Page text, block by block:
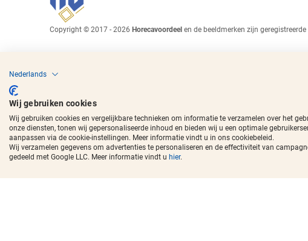
Copyright © 2017 - 2026 Horecavoordeel en de beeldmerken zijn
Nederlands
Wij gebruiken cookies
Wij gebruiken cookies en vergelijkbare technieken om informatie te verzamelen over het
onze diensten, tonen wij gepersonaliseerde inhoud en bieden wij u een optimale
aanpassen via de cookie-instellingen. Meer informatie vindt u in ons cookiebeleid.
Wij verzamelen gegevens om advertenties te personaliseren en de effectiviteit van
gedeeld met Google LLC. Meer informatie vindt u hier.